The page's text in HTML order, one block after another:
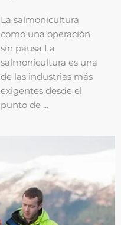
La salmonicultura
como una operación
sin pausa La
salmonicultura es una
de las industrias más
exigentes desde el
punto de ...